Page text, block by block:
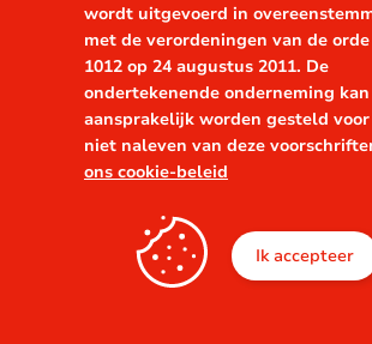
wordt uitgevoerd in
met de verordeningen van de
1012 op 24 augustus 2011. De
ondertekenende onderneming
aansprakelijk worden gesteld
niet naleven van deze
ons cookie-beleid
Ik accepteer